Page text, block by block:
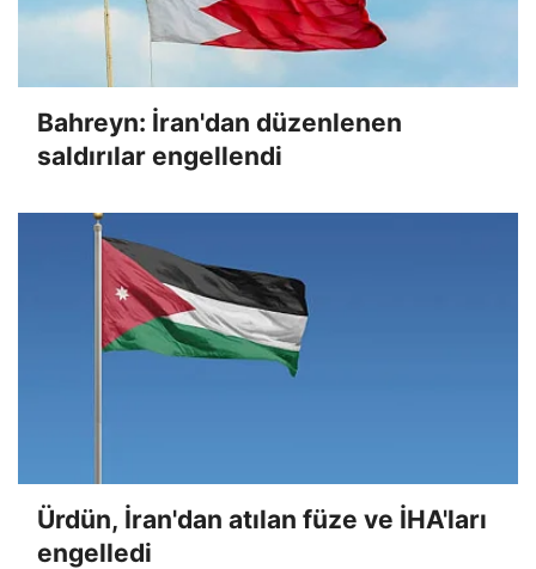
Bahreyn: İran'dan düzenlenen
saldırılar engellendi
Ürdün, İran'dan atılan füze ve İHA'ları
engelledi